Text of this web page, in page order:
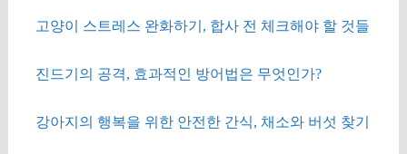
고양이 스트레스 완화하기, 합사 전 체크해야 할 것들
진드기의 공격, 효과적인 방어법은 무엇인가?
강아지의 행복을 위한 안전한 간식, 채소와 버섯 찾기